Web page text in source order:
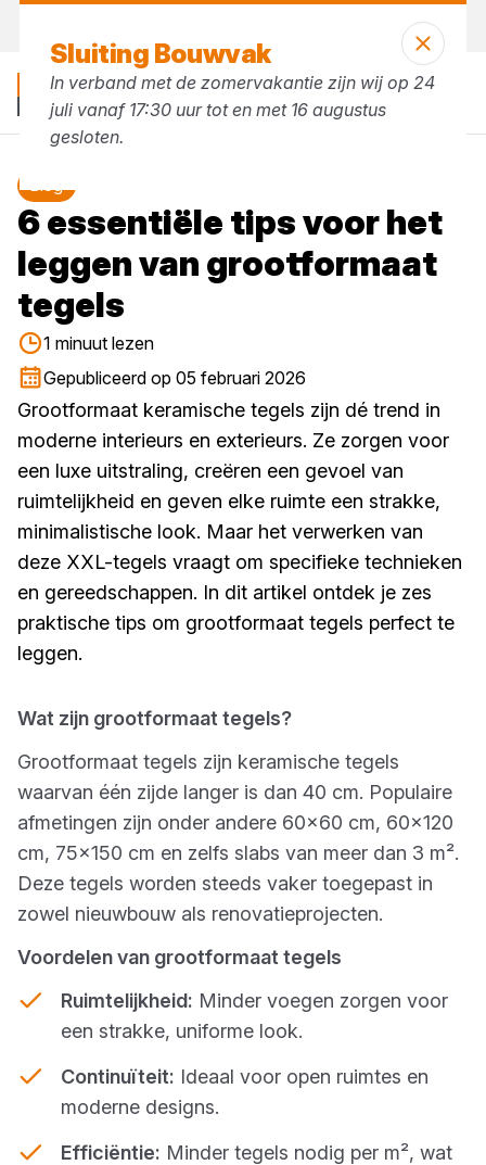
6 essentiële tips voor het
leggen van grootformaat
tegels
1 minuut lezen
Gepubliceerd op 05 februari 2026
Grootformaat keramische tegels zijn dé trend in
moderne interieurs en exterieurs. Ze zorgen voor
een luxe uitstraling, creëren een gevoel van
ruimtelijkheid en geven elke ruimte een strakke,
minimalistische look. Maar het verwerken van
deze XXL-tegels vraagt om specifieke technieken
en gereedschappen. In dit artikel ontdek je zes
praktische tips om grootformaat tegels perfect te
leggen.
Wat zijn grootformaat tegels?
Grootformaat tegels zijn keramische tegels
waarvan één zijde langer is dan 40 cm. Populaire
afmetingen zijn onder andere 60x60 cm, 60x120
cm, 75x150 cm en zelfs slabs van meer dan 3 m².
Deze tegels worden steeds vaker toegepast in
zowel nieuwbouw als renovatieprojecten.
Voordelen van grootformaat tegels
Ruimtelijkheid: Minder voegen zorgen voor
een strakke, uniforme look.
Continuïteit: Ideaal voor open ruimtes en
moderne designs.
Efficiëntie: Minder tegels nodig per m², wat
Sluiting Bouwvak
In verband met de zomervakantie zijn wij op 24
juli vanaf 17:30 uur tot en met 16 augustus
gesloten.